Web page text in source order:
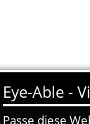
SHOP ] [ JOBS ]